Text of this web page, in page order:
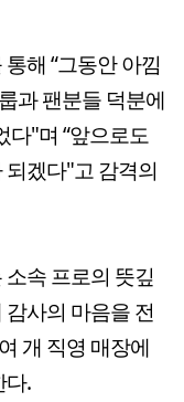
해 “그동안 아낌
과 팬분들 덕분에
다"며 “앞으로도
겠다"고 감격의
속 프로의 뜻깊
사의 마음을 전
개 직영 매장에
다.